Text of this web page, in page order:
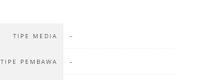
TIPE MEDIA -
TIPE PEMBAWA -